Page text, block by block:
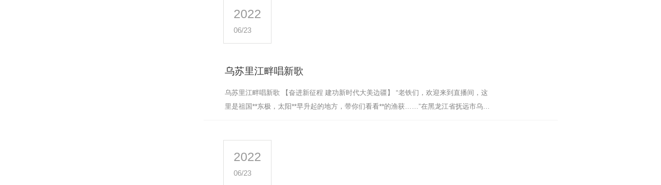
2022
06/23
乌苏里江畔唱新歌
乌苏里江畔唱新歌 【奋进新征程 建功新时代大美边疆】 “老铁们，欢迎来到直播间，这
里是祖国**东极，太阳**早升起的地方，带你们看看**的渔获……”在黑龙江省抚远市乌苏
2022
06/23